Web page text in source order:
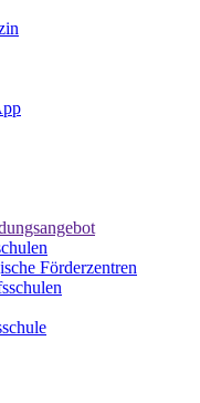
Förderzentren